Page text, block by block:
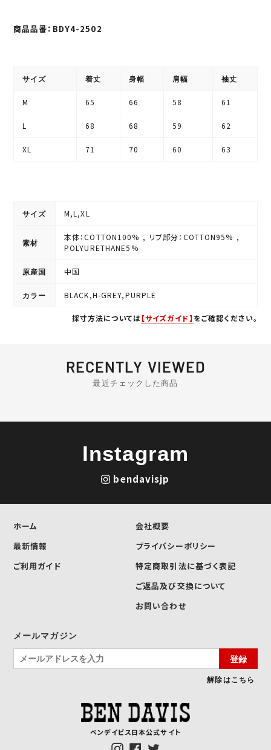
商品品番：BDY4-2502
サイズ 着丈 身幅 肩幅 袖丈
M 65 66 58 61
L 68 68 59 62
XL 71 70 60 63
サイズ M,L,XL
素材
本体：COTTON100% , リブ部分：COTTON95% ,
POLYURETHANE5%
原産国 中国
カラー BLACK,H-GREY,PURPLE
採寸方法については【サイズガイド】 をご確認ください。
RECENTLY VIEWED
最近チェックした商品
Instagram
bendavisjp
ホーム
最新情報
ご利用ガイド
会社概要
プライバシーポリシー
特定商取引法に基づく表記
ご返品及び交換について
お問い合わせ
メールマガジン
登録
解除はこちら
ベンデイビス日本公式サイト
InstagramFacebook
Twitter